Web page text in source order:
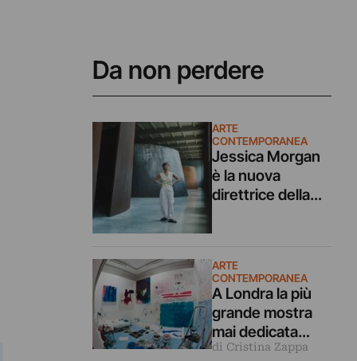
Da non perdere
ARTE
CONTEMPORANEA
Jessica Morgan
è la nuova
direttrice della
Era alla Dia Art
torna in UK
ARTE
CONTEMPORANEA
A Londra la più
grande mostra
mai dedicata
all’artista che
di Cristina Zappa